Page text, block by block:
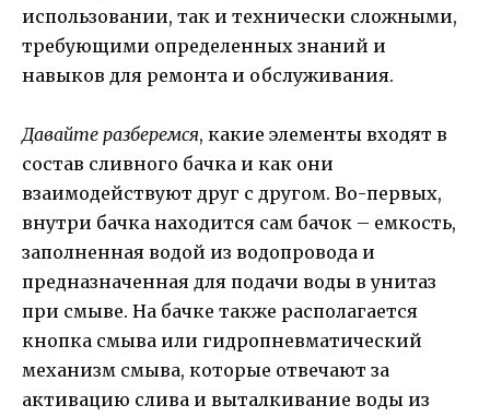
использовании, так и технически сложными,
требующими определенных знаний и
навыков для ремонта и обслуживания.
Давайте разберемся, какие элементы входят в
состав сливного бачка и как они
взаимодействуют друг с другом. Во-первых,
внутри бачка находится сам бачок – емкость,
заполненная водой из водопровода и
предназначенная для подачи воды в унитаз
при смыве. На бачке также располагается
кнопка смыва или гидропневматический
механизм смыва, которые отвечают за
активацию слива и выталкивание воды из